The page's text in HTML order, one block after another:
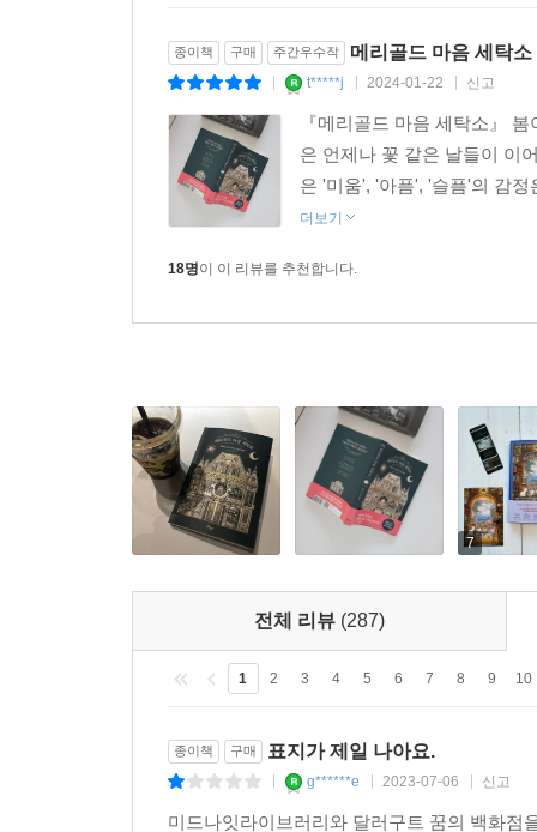
종이책 구매 주간우수작 메리골드 마음 세탁소
t*****j 2024-01-22 신고
『메리골드 마음 세탁소』
은 언제나 꽃 같은 날들이 이
은 '미움', '아픔', '슬픔'의 감
더보기
18명이 이 리뷰를 추천합니다.
7
전체 리뷰 (287)
1 2 3 4 5 6 7 8 9 10
종이책 구매 표지가 제일 나아요.
g******e 2023-07-06 신고
미드나잇라이브러리와 달러구트 꿈의 백화점